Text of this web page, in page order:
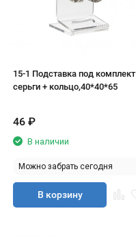
15-1 Подставка под комплект
серьги + кольцо,40*40*65
46 ₽
В наличии
Можно забрать сегодня
В корзину